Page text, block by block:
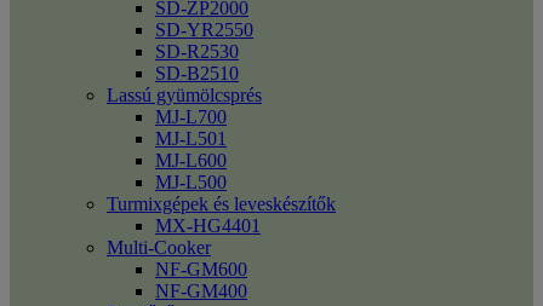
SD-ZP2000
SD-YR2550
SD-R2530
SD-B2510
Lassú gyümölcsprés
MJ-L700
MJ-L501
MJ-L600
MJ-L500
Turmixgépek és leveskészítők
MX-HG4401
Multi-Cooker
NF-GM600
NF-GM400